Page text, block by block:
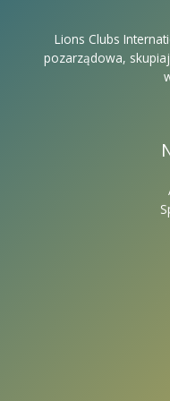
Lions Clubs
pozarządowa,